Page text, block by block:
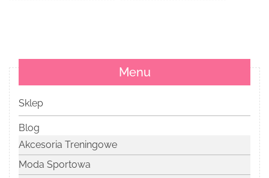
Menu
Sklep
Blog
Akcesoria Treningowe
Moda Sportowa